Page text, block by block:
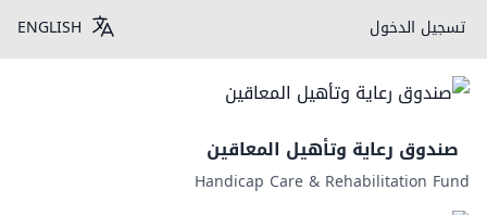
تسجيل الدخول ENGLISH
صندوق رعاية وتأهيل المعاقين
Handicap Care & Rehabilitation Fund